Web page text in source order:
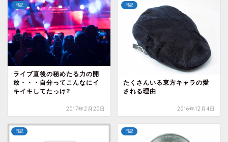
日記
ライブ直後の秘めたる力の開
放・・・自分ってこんなにイ
キイキしてたっけ?
2017年2月20日
日記
たくさんいる東方キャラの愛
される理由
2016年12月4日
日記 日記